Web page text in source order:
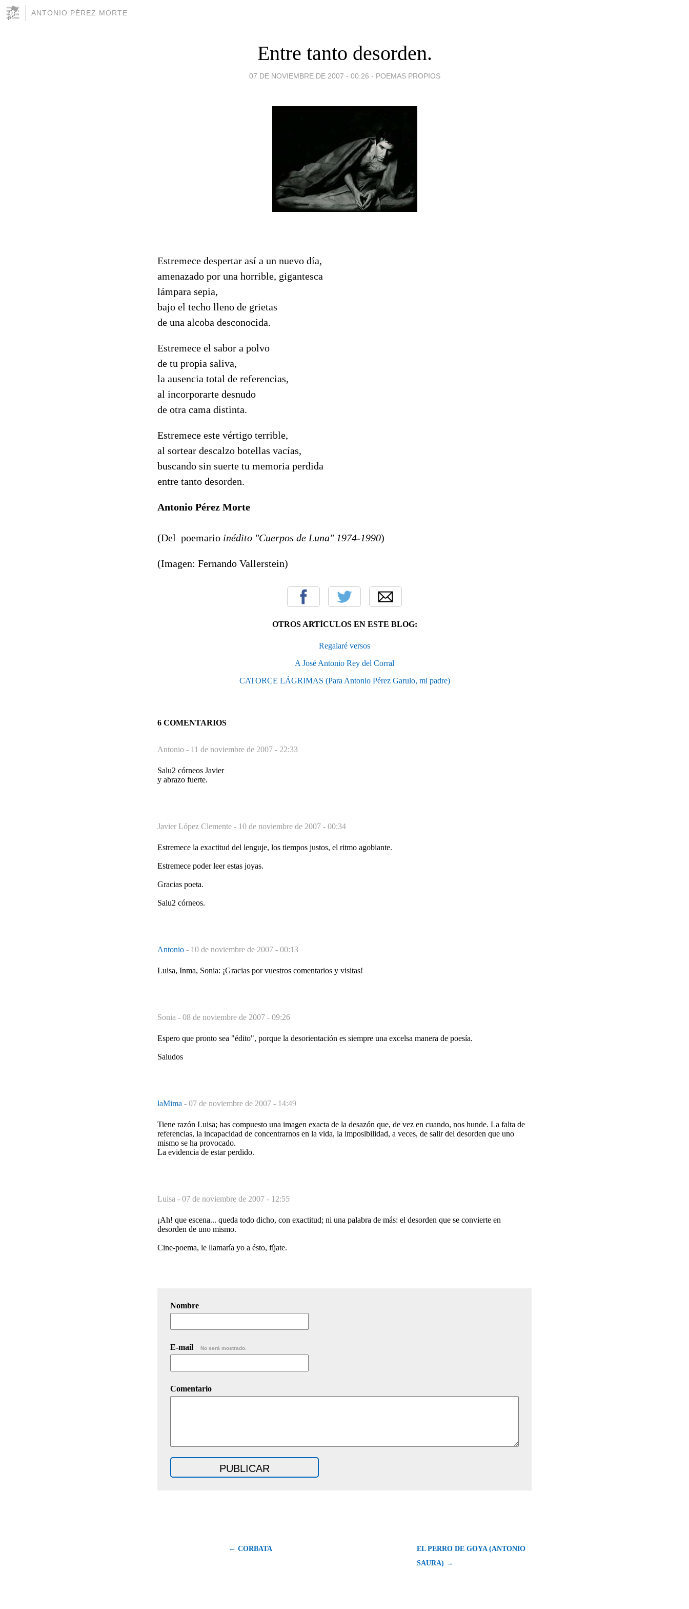
ANTONIO PÉREZ MORTE
Entre tanto desorden.
07 DE NOVIEMBRE DE 2007 - 00:26 - POEMAS PROPIOS
Estremece despertar así a un nuevo día,
amenazado por una horrible, gigantesca
lámpara sepia,
bajo el techo lleno de grietas
de una alcoba desconocida.
Estremece el sabor a polvo
de tu propia saliva,
la ausencia total de referencias,
al incorporarte desnudo
de otra cama distinta.
Estremece este vértigo terrible,
al sortear descalzo botellas vacías,
buscando sin suerte tu memoria perdida
entre tanto desorden.
Antonio Pérez Morte
(Del poemario inédito "Cuerpos de Luna" 1974-1990)
(Imagen: Fernando Vallerstein)
OTROS ARTÍCULOS EN ESTE BLOG:
Regalaré versos
A José Antonio Rey del Corral
CATORCE LÁGRIMAS (Para Antonio Pérez Garulo, mi padre)
6 COMENTARIOS
Antonio - 11 de noviembre de 2007 - 22:33
Salu2 córneos Javier
y abrazo fuerte.
Javier López Clemente - 10 de noviembre de 2007 - 00:34
Estremece la exactitud del lenguje, los tiempos justos, el ritmo agobiante.
Estremece poder leer estas joyas.
Gracias poeta.
Salu2 córneos.
Antonio - 10 de noviembre de 2007 - 00:13
Luisa, Inma, Sonia: ¡Gracias por vuestros comentarios y visitas!
Sonia - 08 de noviembre de 2007 - 09:26
Espero que pronto sea "édito", porque la desorientación es siempre una excelsa manera de poesía.
Saludos
laMima - 07 de noviembre de 2007 - 14:49
Tiene razón Luisa; has compuesto una imagen exacta de la desazón que, de vez en cuando, nos hunde. La falta de
referencias, la incapacidad de concentrarnos en la vida, la imposibilidad, a veces, de salir del desorden que uno
mismo se ha provocado.
La evidencia de estar perdido.
Luisa - 07 de noviembre de 2007 - 12:55
¡Ah! que escena... queda todo dicho, con exactitud; ni una palabra de más: el desorden que se convierte en
desorden de uno mismo.
Cine-poema, le llamaría yo a ésto, fíjate.
Nombre
E-mail No será mostrado.
Comentario
← CORBATA
EL PERRO DE GOYA (ANTONIO
SAURA) →